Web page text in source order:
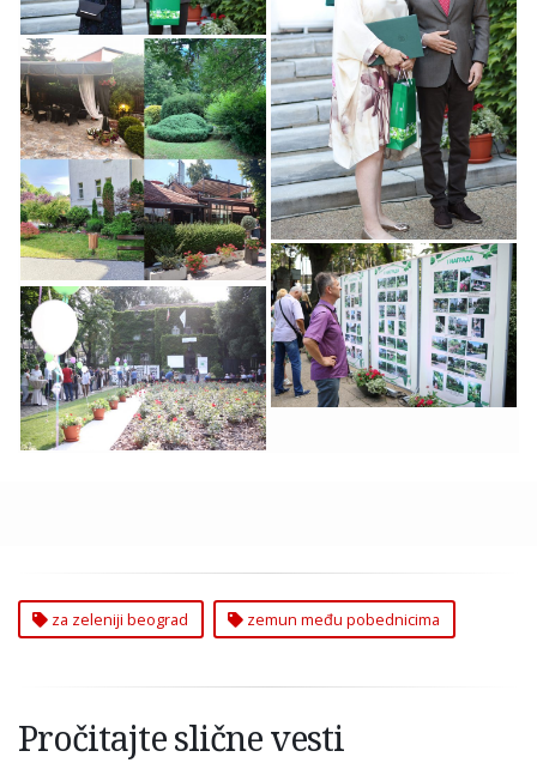
Zemun Među
Pobednicima za
Zeleniji Beograd
Akcija
za Zeleniji Beograd
Zemun sa
Pobednicima za
Zeleniji Beograd
Zemun Među
Pobednicima za
Zeleniji Beograd
Organizacija Zelenilo
Beograd
za zeleniji beograd zemun među pobednicima
Pročitajte slične vesti